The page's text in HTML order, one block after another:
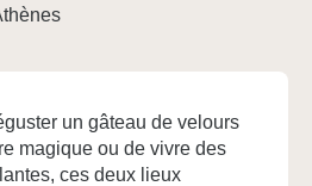
un gâteau de velours
magique ou de vivre des
ces deux lieux